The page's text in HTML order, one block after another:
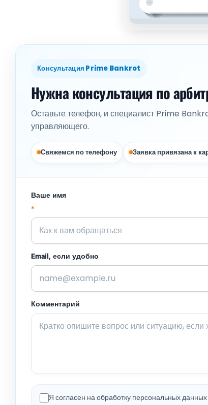
Консультация Prime Bankrot
Нужна консультация по
Оставьте телефон, и специалист Prime
управляющего.
Свяжемся по телефону Заявка привязана к
Ваше имя
*
Email, если удобно
Комментарий
Я согласен на обработку персональных